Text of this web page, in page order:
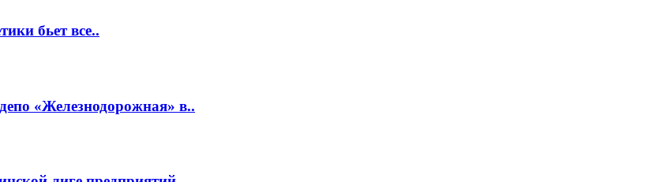
бьет все..
«Железнодорожная» в..